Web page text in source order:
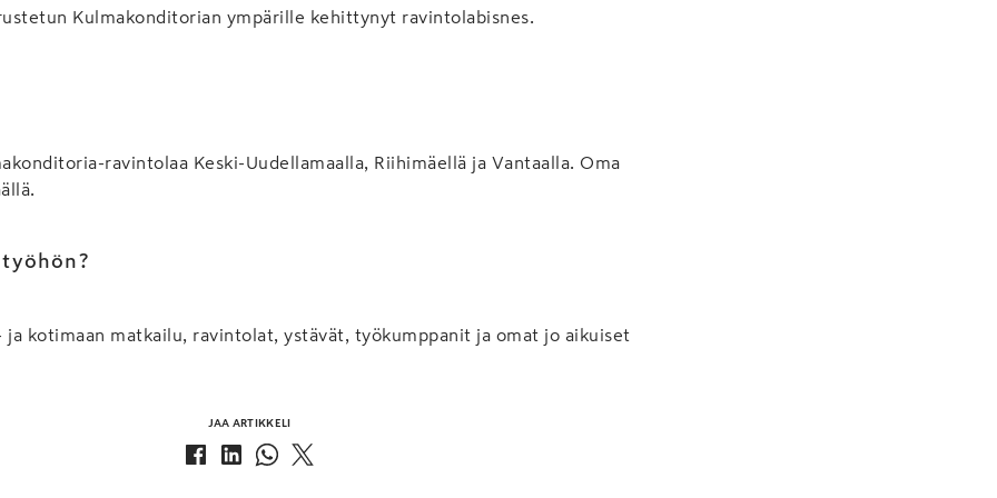
Kulmakonditorian ympärille kehittynyt ravintolabisnes.
ravintolaa Keski-Uudellamaalla, Riihimäellä ja Vantaalla. Oma
ja kotimaan matkailu, ravintolat, ystävät, työkumppanit ja omat jo aikuiset
JAA ARTIKKELI